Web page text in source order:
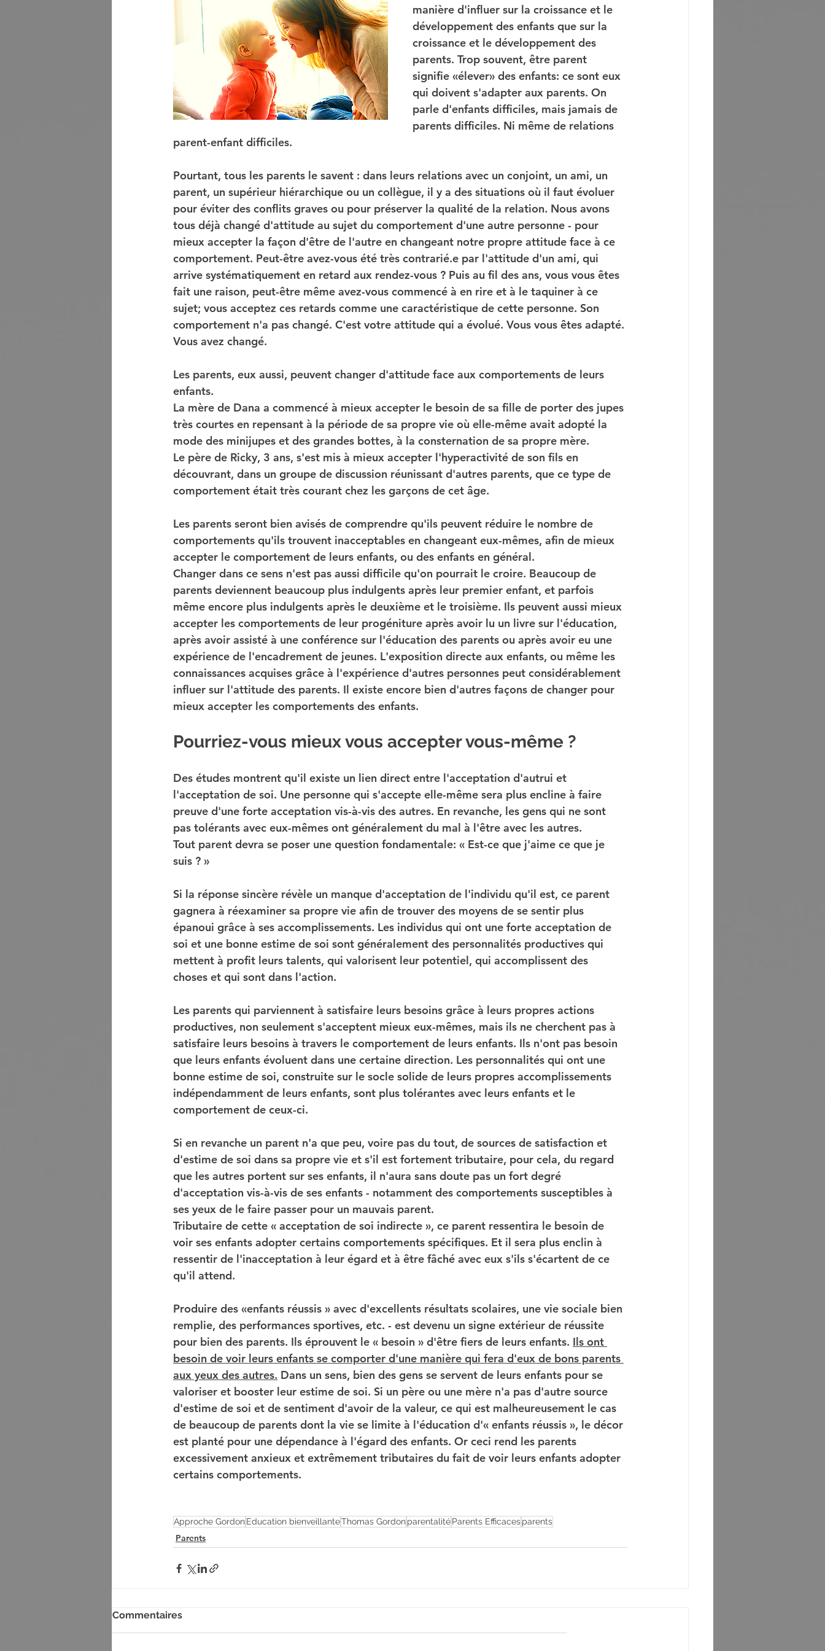
manière d'influer sur la croissance et le
développement des enfants que sur la
croissance et le développement des
parents. Trop souvent, être parent
signifie «élever» des enfants: ce sont eux
qui doivent s'adapter aux parents. On
parle d'enfants difficiles, mais jamais de
parents difficiles. Ni même de relations
parent-enfant difficiles.
Pourtant, tous les parents le savent : dans leurs relations avec un conjoint, un ami, un
parent, un supérieur hiérarchique ou un collègue, il y a des situations où il faut évoluer
pour éviter des conflits graves ou pour préserver la qualité de la relation. Nous avons
tous déjà changé d'attitude au sujet du comportement d'une autre personne - pour
mieux accepter la façon d'être de l'autre en changeant notre propre attitude face à ce
comportement. Peut-être avez-vous été très contrarié.e par l'attitude d'un ami, qui
arrive systématiquement en retard aux rendez-vous ? Puis au fil des ans, vous vous êtes
fait une raison, peut-être même avez-vous commencé à en rire et à le taquiner à ce
sujet; vous acceptez ces retards comme une caractéristique de cette personne. Son
comportement n'a pas changé. C'est votre attitude qui a évolué. Vous vous êtes adapté.
Vous avez changé.
Les parents, eux aussi, peuvent changer d'attitude face aux comportements de leurs
enfants.
La mère de Dana a commencé à mieux accepter le besoin de sa fille de porter des jupes
très courtes en repensant à la période de sa propre vie où elle-même avait adopté la
mode des minijupes et des grandes bottes, à la consternation de sa propre mère.
Le père de Ricky, 3 ans, s'est mis à mieux accepter l'hyperactivité de son fils en
découvrant, dans un groupe de discussion réunissant d'autres parents, que ce type de
comportement était très courant chez les garçons de cet âge.
Les parents seront bien avisés de comprendre qu'ils peuvent réduire le nombre de
comportements qu'ils trouvent inacceptables en changeant eux-mêmes, afin de mieux
accepter le comportement de leurs enfants, ou des enfants en général.
Changer dans ce sens n'est pas aussi difficile qu'on pourrait le croire. Beaucoup de
parents deviennent beaucoup plus indulgents après leur premier enfant, et parfois
même encore plus indulgents après le deuxième et le troisième. Ils peuvent aussi mieux
accepter les comportements de leur progéniture après avoir lu un livre sur l'éducation,
après avoir assisté à une conférence sur l'éducation des parents ou après avoir eu une
expérience de l'encadrement de jeunes. L'exposition directe aux enfants, ou même les
connaissances acquises grâce à l'expérience d'autres personnes peut considérablement
influer sur l'attitude des parents. Il existe encore bien d'autres façons de changer pour
mieux accepter les comportements des enfants.
Pourriez-vous mieux vous accepter vous-même ?
Des études montrent qu'il existe un lien direct entre l'acceptation d'autrui et
l'acceptation de soi. Une personne qui s'accepte elle-même sera plus encline à faire
preuve d'une forte acceptation vis-à-vis des autres. En revanche, les gens qui ne sont
pas tolérants avec eux-mêmes ont généralement du mal à l'être avec les autres.
Tout parent devra se poser une question fondamentale: « Est-ce que j'aime ce que je
suis ? »
Si la réponse sincère révèle un manque d'acceptation de l'individu qu'il est, ce parent
gagnera à réexaminer sa propre vie afin de trouver des moyens de se sentir plus
épanoui grâce à ses accomplissements. Les individus qui ont une forte acceptation de
soi et une bonne estime de soi sont généralement des personnalités productives qui
mettent à profit leurs talents, qui valorisent leur potentiel, qui accomplissent des
choses et qui sont dans l'action.
Les parents qui parviennent à satisfaire leurs besoins grâce à leurs propres actions
productives, non seulement s'acceptent mieux eux-mêmes, mais ils ne cherchent pas à
satisfaire leurs besoins à travers le comportement de leurs enfants. Ils n'ont pas besoin
que leurs enfants évoluent dans une certaine direction. Les personnalités qui ont une
bonne estime de soi, construite sur le socle solide de leurs propres accomplissements
indépendamment de leurs enfants, sont plus tolérantes avec leurs enfants et le
comportement de ceux-ci.
Si en revanche un parent n'a que peu, voire pas du tout, de sources de satisfaction et
d'estime de soi dans sa propre vie et s'il est fortement tributaire, pour cela, du regard
que les autres portent sur ses enfants, il n'aura sans doute pas un fort degré
d'acceptation vis-à-vis de ses enfants - notamment des comportements susceptibles à
ses yeux de le faire passer pour un mauvais parent.
Tributaire de cette « acceptation de soi indirecte », ce parent ressentira le besoin de
voir ses enfants adopter certains comportements spécifiques. Et il sera plus enclin à
ressentir de l'inacceptation à leur égard et à être fâché avec eux s'ils s'écartent de ce
qu'il attend.
Produire des «enfants réussis » avec d'excellents résultats scolaires, une vie sociale bien
remplie, des performances sportives, etc. - est devenu un signe extérieur de réussite
pour bien des parents. Ils éprouvent le « besoin » d'être fiers de leurs enfants. Ils ont
besoin de voir leurs enfants se comporter d'une manière qui fera d'eux de bons parents
aux yeux des autres. Dans un sens, bien des gens se servent de leurs enfants pour se
valoriser et booster leur estime de soi. Si un père ou une mère n'a pas d'autre source
d'estime de soi et de sentiment d'avoir de la valeur, ce qui est malheureusement le cas
de beaucoup de parents dont la vie se limite à l'éducation d'« enfants réussis », le décor
est planté pour une dépendance à l'égard des enfants. Or ceci rend les parents
excessivement anxieux et extrêmement tributaires du fait de voir leurs enfants adopter
certains comportements.
Approche GordonEducation bienveillanteThomas GordonparentalitéParents Efficacesparents
Parents
Commentaires